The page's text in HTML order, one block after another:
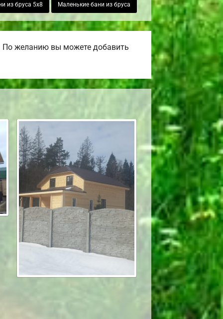
из бруса 5х8 Маленькие бани из бруса
желанию вы можете добавить